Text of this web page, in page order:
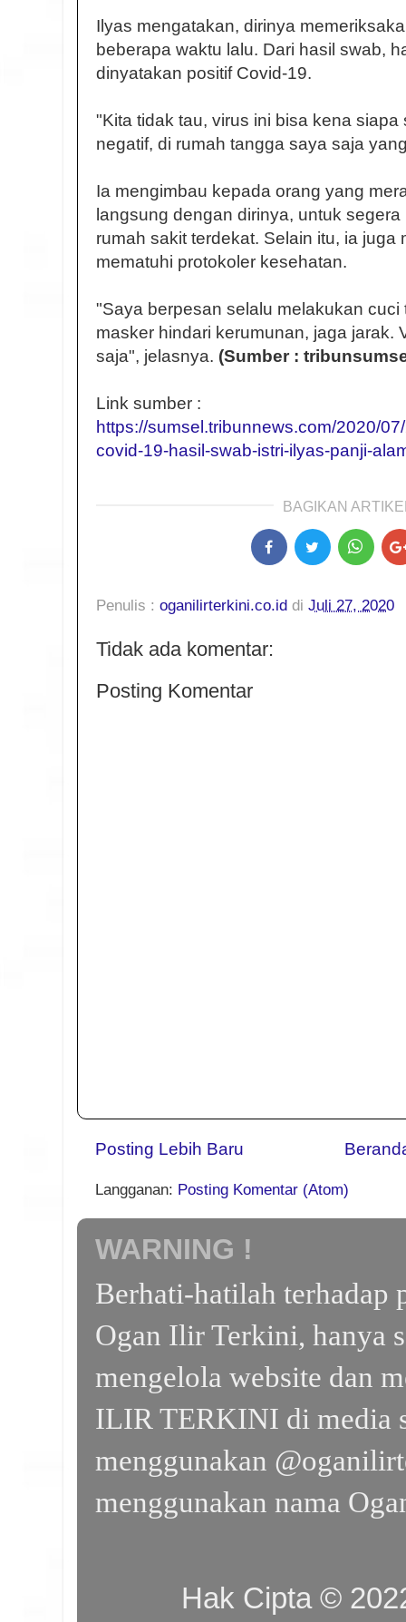
Ilyas mengatakan, dirinya
beberapa waktu lalu. Dari hasil swab,
dinyatakan positif Covid-19.
"Kita tidak tau, virus ini bisa kena
negatif, di rumah tangga saya saja
Ia mengimbau kepada orang yang
langsung dengan dirinya, untuk
rumah sakit terdekat. Selain itu, ia juga
mematuhi protokoler kesehatan.
"Saya berpesan selalu melakukan
masker hindari kerumunan, jaga jarak.
saja", jelasnya. (Sumber :
Link sumber :
https://sumsel.tribunnews.com/2020/
covid-19-hasil-swab-istri-ilyas-panji-
BAGIKAN
Penulis : oganilirterkini.co.id di Juli 27, 2020
Tidak ada komentar:
Posting Komentar
Posting Lebih Baru
Langganan: Posting Komentar (Atom)
WARNING !
Berhati-hatilah terhadap
Ogan Ilir Terkini, hanya
mengelola website dan
ILIR TERKINI di media
menggunakan
menggunakan nama
Hak Cipta ©